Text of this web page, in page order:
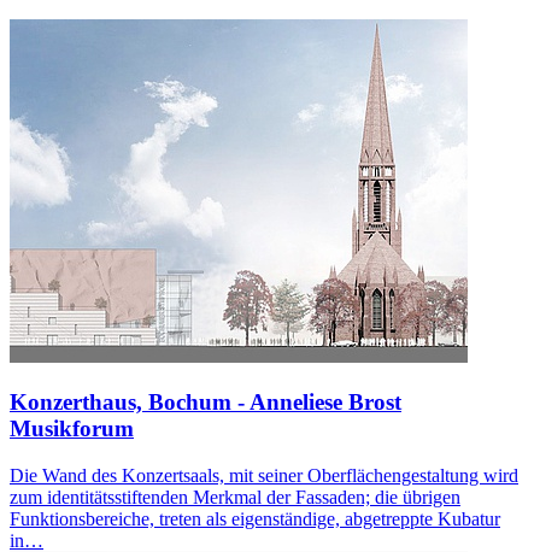
Konzerthaus, Bochum - Anneliese Brost
Musikforum
Die Wand des Konzertsaals, mit seiner Oberflächengestaltung wird
zum identitätsstiftenden Merkmal der Fassaden; die übrigen
Funktionsbereiche, treten als eigenständige, abgetreppte Kubatur
in…